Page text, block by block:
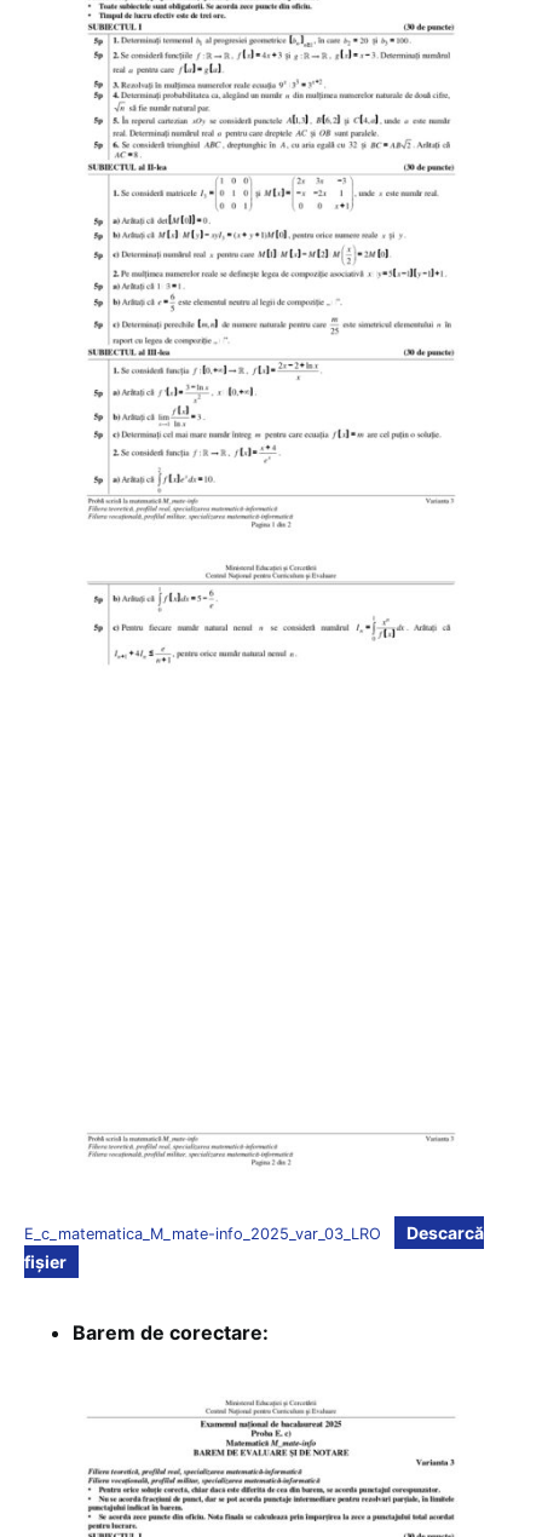
E_c_matematica_M_mate-info_2025_var_03_LRO
Descarcă
fișier
Barem de corectare: